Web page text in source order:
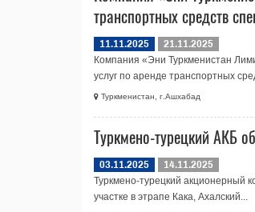
транспортных средств
11.11.2025
21.11.2025
Компания «Эни Туркменистан
услуг по аренде транспортных
Туркменистан, г.Ашхабад
Туркмено-турецкий АКБ
03.11.2025
14.11.2025
Туркмено-турецкий акционерный
участке в этрапе Кака, Ахалский...